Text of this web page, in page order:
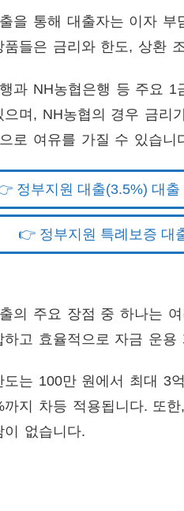
을 통해 대출자는 이자
품들은 금리와 한도, 상환
과 NH농협은행 등 주요
으며, NH농협의 경우 금리
로 여유를 가질 수 있습니
정부지원 대출(3.5%) 대출
👉 정부지원 특례보증 대
의 주요 장점 중 하나는
하고 효율적으로 자금 운
도는 100만 원에서 최대 3
까지 차등 적용됩니다. 또
이 없습니다.